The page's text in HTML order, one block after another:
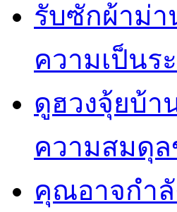
รับซักผ้าม่า
ความเป็นร
ดูฮวงจุ้ยบ้า
ความสมดุ
คุณอาจกำลั